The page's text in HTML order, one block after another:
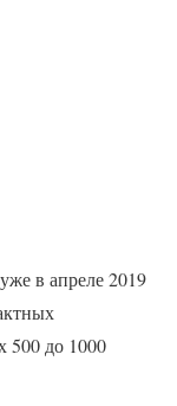
в апреле 2019
500 до 1000